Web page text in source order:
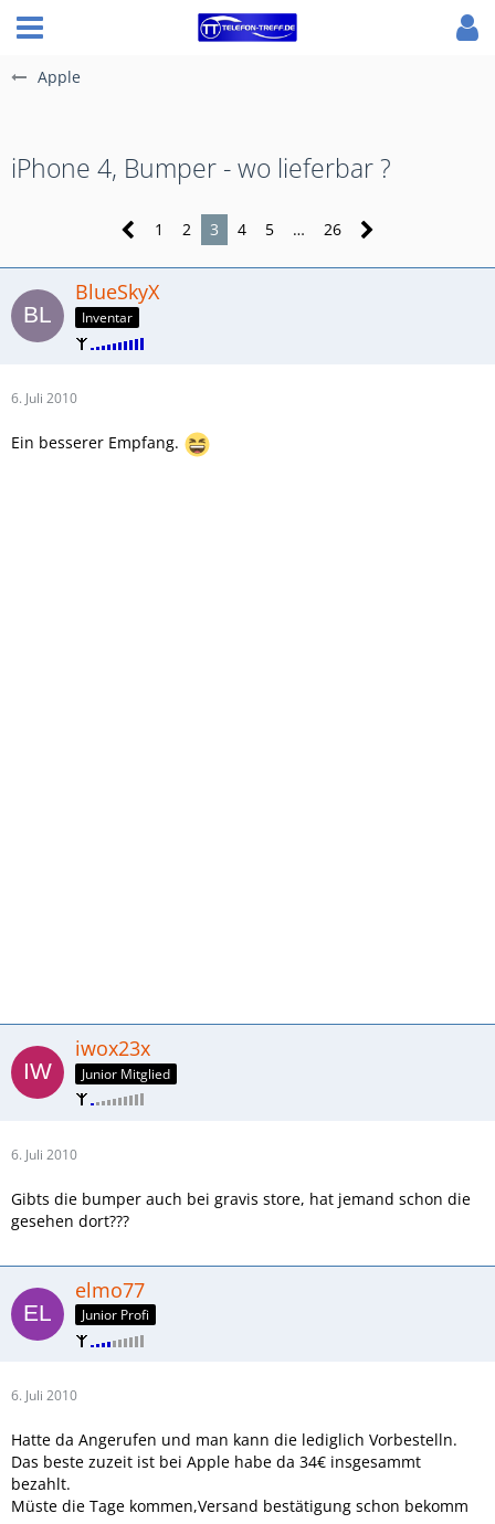
Apple
iPhone 4, Bumper - wo lieferbar ?
1 2 3 4 5 … 26
BlueSkyX
Inventar
6. Juli 2010
Ein besserer Empfang.
iwox23x
Junior Mitglied
6. Juli 2010
Gibts die bumper auch bei gravis store, hat jemand schon die
gesehen dort???
elmo77
Junior Profi
6. Juli 2010
Hatte da Angerufen und man kann die lediglich Vorbestelln.
Das beste zuzeit ist bei Apple habe da 34€ insgesammt
bezahlt.
Müste die Tage kommen,Versand bestätigung schon bekomm